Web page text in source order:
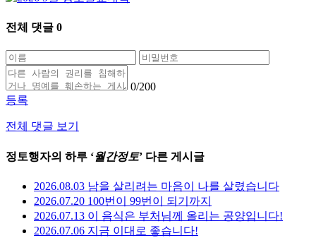
전체 댓글 0
0/200
등록
전체 댓글 보기
정토행자의 하루 ‘월간정토’ 다른 게시글
2026.08.03 남을 살리려는 마음이 나를 살렸습니다
2026.07.20 100번이 99번이 되기까지
2026.07.13 이 음식은 부처님께 올리는 공양입니다!
2026.07.06 지금 이대로 좋습니다!